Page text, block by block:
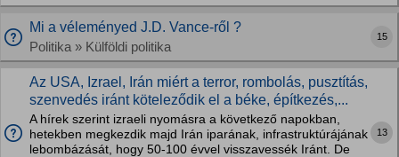
Mi a véleményed J.D. Vance-ről ?
Politika » Külföldi politika
15
Az USA, Izrael, Irán miért a terror, rombolás, pusztítás,
szenvedés iránt köteleződik el a béke, építkezés,...
A hírek szerint izraeli nyomásra a következő napokban,
hetekben megkezdik majd Irán iparának, infrastruktúrájának
lebombázását, hogy 50-100 évvel visszavessék Iránt. De
13